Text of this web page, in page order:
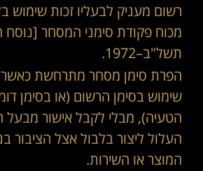
רשום מעניק לבעליו זכות שימוש
מכוח פקודת סימני המסחר
תשל"ב–1972.
הפרת סימן מסחר מתרחשת כאשר
שימוש בסימן הרשום (או בסימן
הטעיה), מבלי לקבל אישור מבעל
העלול ליצור בלבול אצל הציבור
המוצר או השירות.